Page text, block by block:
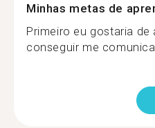
Minhas metas de
Primeiro eu gostaria de
conseguir me